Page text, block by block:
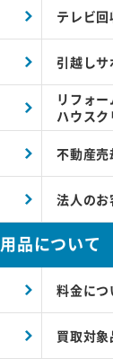
テレビ回
引越しサ
リフォー
ハウス
不動産売
法人のお
品について
料金につ
買取対